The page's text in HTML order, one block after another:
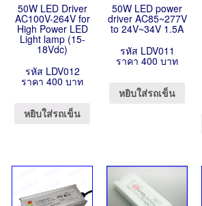
50W LED Driver
AC100V-264V for
High Power LED
Light lamp (15-
18Vdc)
รหัส LDV012
ราคา 400 บาท
หยิบใส่รถเข็น
50W LED power
driver AC85~277V
to 24V~34V 1.5A
รหัส LDV011
ราคา 400 บาท
หยิบใส่รถเข็น